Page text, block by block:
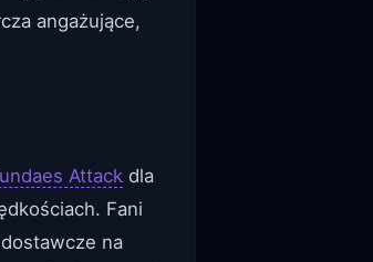
angażujące,
Attack dla
Fani
na